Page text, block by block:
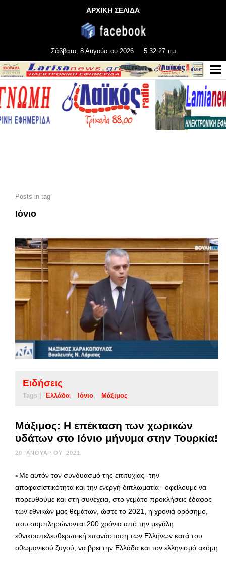
ΑΡΧΙΚΗ ΣΕΛΙΔΑ
Σάββατο, 8 Αυγούστου 2026 5:32:27 πμ
Posts in tag
Ιόνιο
Ειδήσεις
Tags | Ελλάδα Ιόνιο Μάξιμος
Μάξιμος: Η επέκταση των χωρικών
υδάτων στο Ιόνιο μήνυμα στην Τουρκία!
20 ΙΑΝΟΥΑΡΊΟΥ, 2021
«Με αυτόν τον συνδυασμό της επιτυχίας -την
αποφασιστικότητα και την ενεργή διπλωματία– οφείλουμε να
πορευθούμε και στη συνέχεια, στο γεμάτο προκλήσεις έδαφος
των εθνικών μας θεμάτων, ώστε το 2021, η χρονιά ορόσημο,
που συμπληρώνονται 200 χρόνια από την μεγάλη
εθνικοαπελευθερωτική επανάσταση των Ελλήνων κατά του
οθωμανικού ζυγού, να βρει την Ελλάδα και τον ελληνισμό ακόμη